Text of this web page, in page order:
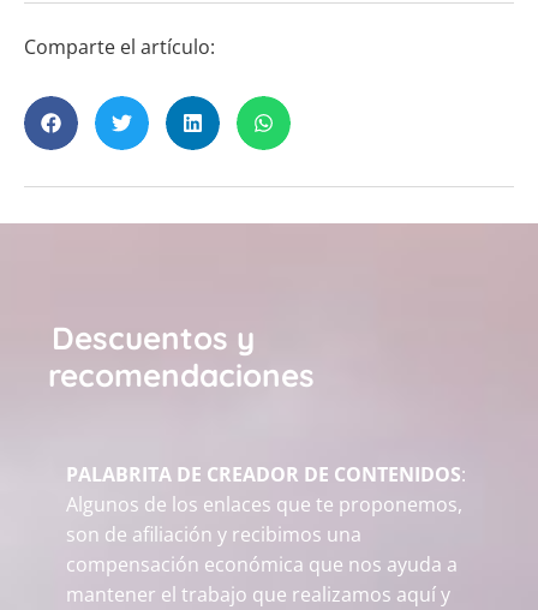
Comparte el artículo:
Descuentos y
recomendaciones
PALABRITA DE CREADOR DE CONTENIDOS:
Algunos de los enlaces que te proponemos,
son de afiliación y recibimos una
compensación económica que nos ayuda a
mantener el trabajo que realizamos aquí y